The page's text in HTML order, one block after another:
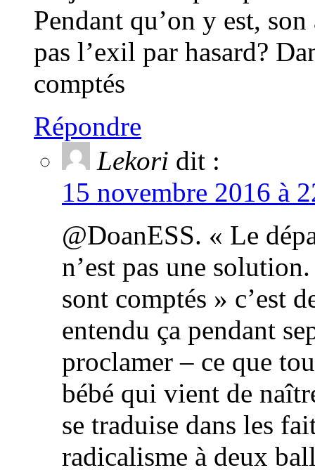
Pendant qu’on y est,
pas l’exil par hasard?
comptés
Répondre
Lekori dit :
15 novembre 2016 à
@DoanESS. « Le
n’est pas une
sont comptés » c’est
entendu ça pendant
proclamer – ce que
bébé qui vient de
se traduise dans les
radicalisme à deux